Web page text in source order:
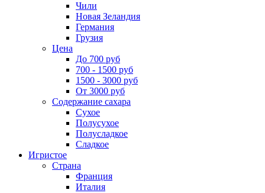
Чили
Новая Зеландия
Германия
Грузия
Цена
До 700 руб
700 - 1500 руб
1500 - 3000 руб
От 3000 руб
Содержание сахара
Сухое
Полусухое
Полусладкое
Сладкое
Игристое
Страна
Франция
Италия